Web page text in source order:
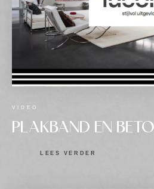
VIDEO
PLAKBAND EN
LEES VERDER